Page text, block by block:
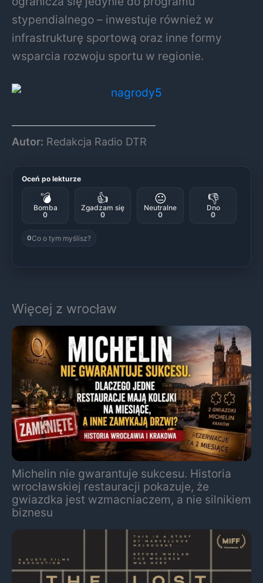
stypendialnego – inwestuje również w
infrastrukturę sportową oraz inne formy
wsparcia rozwoju sportu w regionie.
Autor: Redakcja Radio DTR
Oceń po lekturze
💣
Bomba
0
👍
Zgadzam się
0
😐
Neutralne
0
👎
Dno
0
0Co o tym myślisz?
Więcej z wrocław
Michelin nie gwarantuje sukcesu. Historia
wrocławskiej restauracji pokazuje, że
gwiazdka jest wzmacniaczem, a nie silnikiem
biznesu